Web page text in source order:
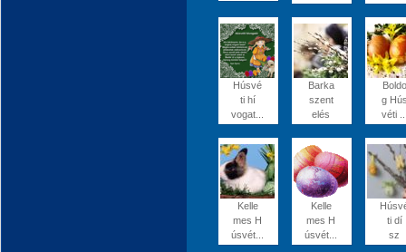
Húsvé
ti hí
vogat...
Barka
szent
elés
Boldo
g
véti
Kelle
mes H
úsvét...
Kelle
mes H
úsvét...
ti dí
sz